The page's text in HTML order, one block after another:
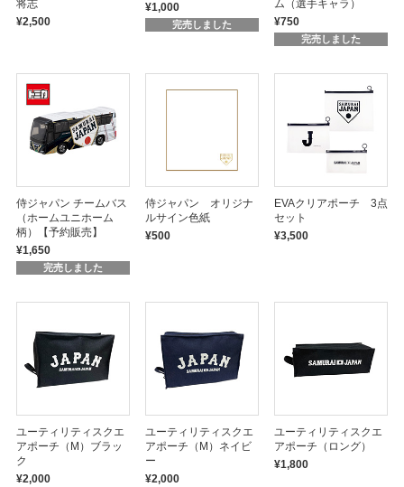
将志
¥2,500
¥1,000
完売しました
ム（選手キャラ）
¥750
完売しました
侍ジャパン チームバス
（ホームユニホーム
柄）【予約販売】
¥1,650
完売しました
侍ジャパン オリジナ
ルサイン色紙
¥500
EVAクリアポーチ 3点
セット
¥3,500
ユーティリティスクエ
アポーチ（M）ブラッ
ク
¥2,000
ユーティリティスクエ
アポーチ（M）ネイビ
ー
¥2,000
ユーティリティスクエ
アポーチ（ロング）
¥1,800